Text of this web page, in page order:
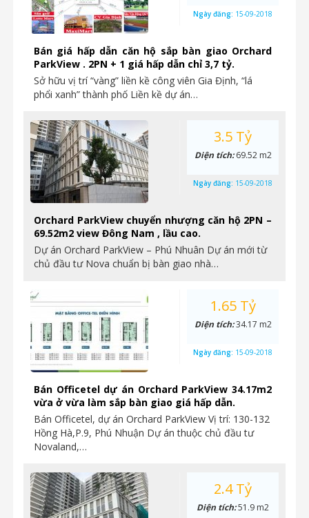
Bán giá hấp dẫn căn hộ sắp bàn giao Orchard
ParkView . 2PN + 1 giá hấp dẫn chỉ 3,7 tỷ.
Sở hữu vị trí “vàng” liền kề công viên Gia Định, “lá
phổi xanh” thành phố Liền kề dự án…
Diện tích:84.92 m2
Ngày đăng:15-09-2018
69.52m2 view Đông Nam , lầu cao.
Dự án Orchard ParkView – Phú Nhuân Dự án mới từ
chủ đầu tư Nova chuẩn bị bàn giao nhà…
Diện tích:69.52 m2
Ngày đăng: 15-09-2018
vừa ở vừa làm sắp bàn giao giá hấp dẫn.
Bán Officetel, dự án Orchard ParkView Vị trí: 130-132
Hồng Hà,P.9, Phú Nhuận Dự án thuộc chủ đầu tư
Novaland,…
Diện tích:34.17 m2
Ngày đăng:15-09-2018